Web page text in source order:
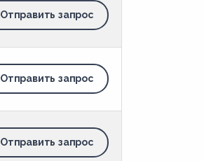
Отправить запрос
Отправить запрос
Отправить запрос